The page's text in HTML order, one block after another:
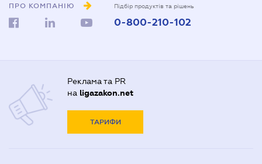
ПРО КОМПАНІЮ Підбір продуктів та рішень
0-800-210-102
Реклама та PR
на ligazakon.net
ТАРИФИ